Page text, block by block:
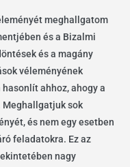
meghallgatom
és a Bizalmi
és a magány
véleményének
ahhoz, ahogy a
sok
és nem egy esetben
feladatokra. Ez az
nagy